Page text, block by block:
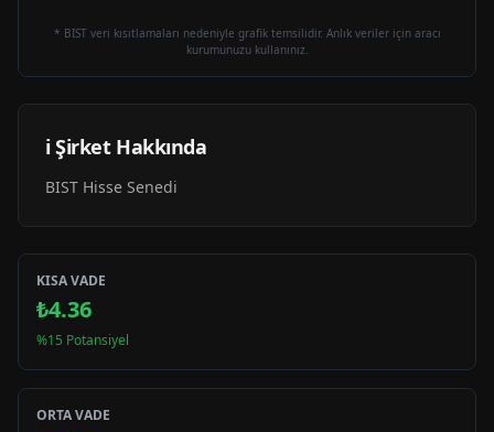
* BIST veri kısıtlamaları nedeniyle grafik temsilidir. Anlık veriler için aracı
kurumunuzu kullanınız.
ℹ️ Şirket Hakkında
BIST Hisse Senedi
KISA VADE
₺4.36
%15 Potansiyel
ORTA VADE